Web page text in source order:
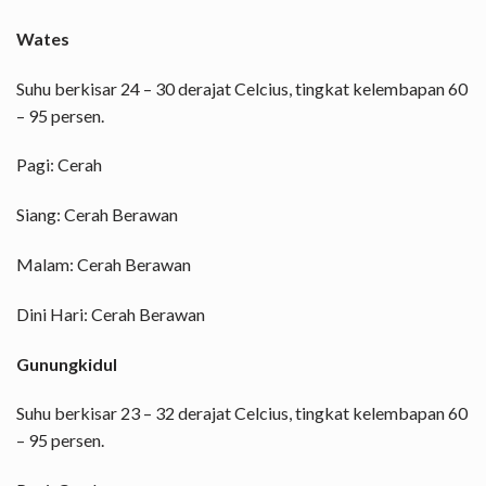
Wates
Suhu berkisar 24 – 30 derajat Celcius, tingkat kelembapan 60
– 95 persen.
Pagi: Cerah
Siang: Cerah Berawan
Malam: Cerah Berawan
Dini Hari: Cerah Berawan
Gunungkidul
Suhu berkisar 23 – 32 derajat Celcius, tingkat kelembapan 60
– 95 persen.